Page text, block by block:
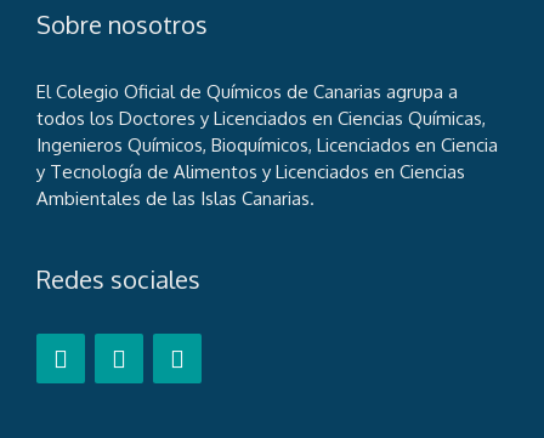
Sobre nosotros
El Colegio Oficial de Químicos de Canarias agrupa a
todos los Doctores y Licenciados en Ciencias Químicas,
Ingenieros Químicos, Bioquímicos, Licenciados en Ciencia
y Tecnología de Alimentos y Licenciados en Ciencias
Ambientales de las Islas Canarias.
Redes sociales